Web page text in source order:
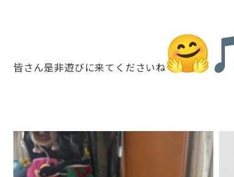
皆さん是非遊びに来てくださいね